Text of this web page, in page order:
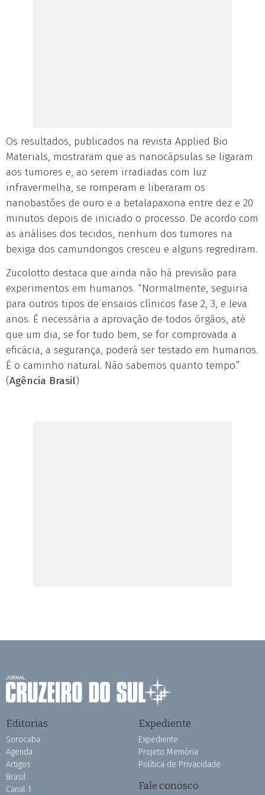
Os resultados, publicados na revista Applied Bio
Materials, mostraram que as nanocápsulas se ligaram
aos tumores e, ao serem irradiadas com luz
infravermelha, se romperam e liberaram os
nanobastões de ouro e a betalapaxona entre dez e 20
minutos depois de iniciado o processo. De acordo com
as análises dos tecidos, nenhum dos tumores na
bexiga dos camundongos cresceu e alguns regrediram.
Zucolotto destaca que ainda não há previsão para
experimentos em humanos. “Normalmente, seguiria
para outros tipos de ensaios clínicos fase 2, 3, e leva
anos. É necessária a aprovação de todos órgãos, até
que um dia, se for tudo bem, se for comprovada a
eficácia, a segurança, poderá ser testado em humanos.
É o caminho natural. Não sabemos quanto tempo.”
(Agência Brasil)
Editorias
Sorocaba
Agenda
Artigos
Brasil
Canal 1
Expediente
Expediente
Projeto Memória
Política de Privacidade
Fale conosco